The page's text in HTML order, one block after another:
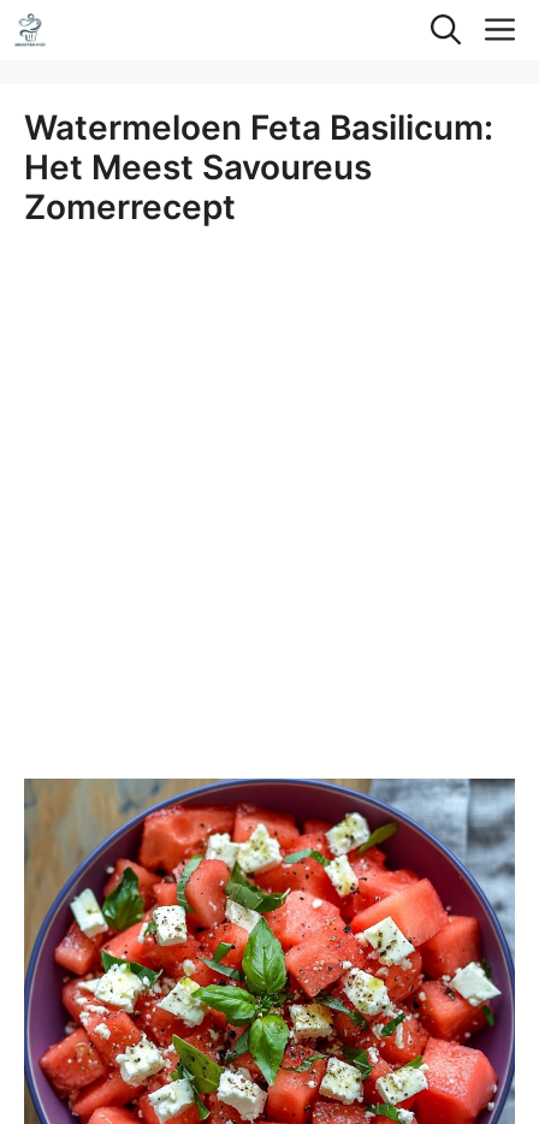
Ga
naar
inhoud
Watermeloen Feta Basilicum:
Het Meest Savoureus
Zomerrecept